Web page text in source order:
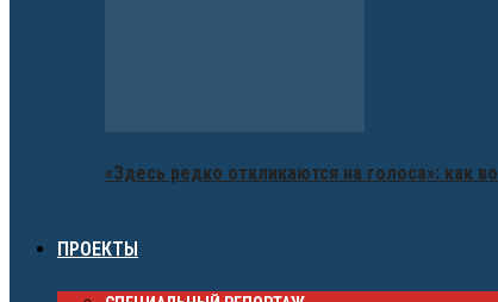
«Здесь редко откликаются на голоса»: как
ПРОЕКТЫ